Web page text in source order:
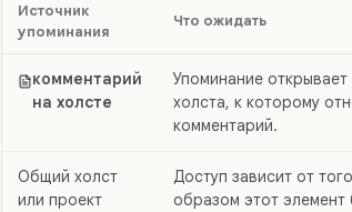
Источник
упоминания
Что ожидать
комментарий
на холсте
Упоминание открывает
холста, к которому
комментарий.
Общий холст
или проект
Доступ зависит от
образом этот элемент